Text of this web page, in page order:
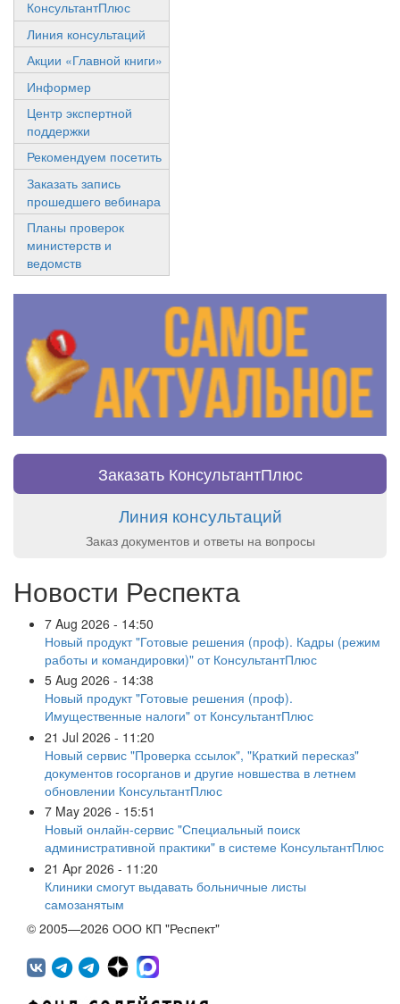
КонсультантПлюс
Линия консультаций
Акции «Главной книги»
Информер
Центр экспертной
поддержки
Рекомендуем посетить
Заказать запись
прошедшего вебинара
Планы проверок
министерств и
ведомств
Заказать КонсультантПлюс
Линия консультаций
Заказ документов и ответы на вопросы
Новости Респекта
7 Aug 2026 - 14:50
Новый продукт "Готовые решения (проф). Кадры (режим
работы и командировки)" от КонсультантПлюс
5 Aug 2026 - 14:38
Новый продукт "Готовые решения (проф).
Имущественные налоги" от КонсультантПлюс
21 Jul 2026 - 11:20
Новый сервис "Проверка ссылок", "Краткий пересказ"
документов госорганов и другие новшества в летнем
обновлении КонсультантПлюс
7 May 2026 - 15:51
Новый онлайн-сервис "Специальный поиск
административной практики" в системе КонсультантПлюс
21 Apr 2026 - 11:20
Клиники смогут выдавать больничные листы
самозанятым
© 2005—2026 ООО КП "Респект"